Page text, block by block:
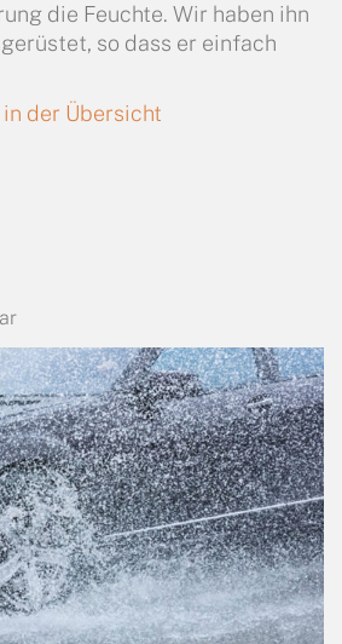
die Feuchte. Wir haben ihn
so dass er einfach
der Übersicht